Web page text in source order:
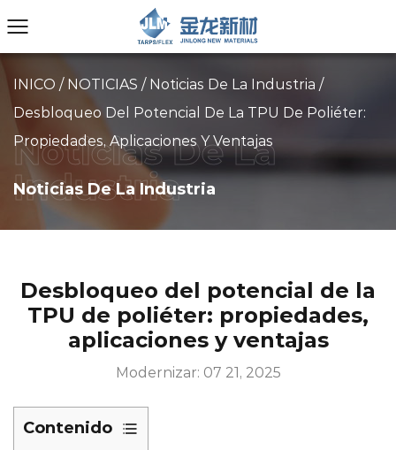
INICO / NOTICIAS / Noticias De La Industria /
Desbloqueo Del Potencial De La TPU De Poliéter:
Propiedades, Aplicaciones Y Ventajas
Noticias De La Industria
Desbloqueo del potencial de la
TPU de poliéter: propiedades,
aplicaciones y ventajas
Modernizar: 07 21, 2025
Contenido